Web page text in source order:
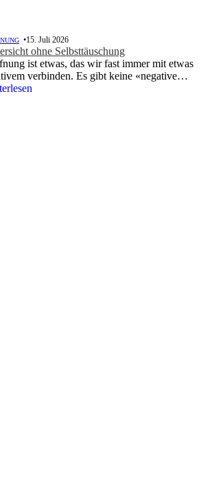
•15. Juli 2026
ohne Selbsttäuschung
ist etwas, das wir fast immer mit etwas
verbinden. Es gibt keine «negative
Wir hoffen auf Veränderung – oder besser